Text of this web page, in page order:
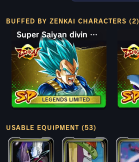
BUFFED BY ZENKAI CHARACTERS (2)
LEGENDS LIMITED
Super Saiyan divin SS Vegeta
USABLE EQUIPMENT (53)